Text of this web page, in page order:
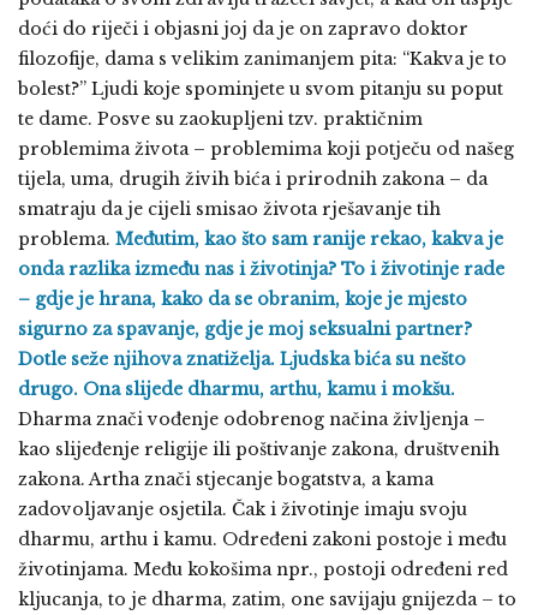
doći do riječi i objasni joj da je on zapravo doktor
filozofije, dama s velikim zanimanjem pita: “Kakva je to
bolest?” Ljudi koje spominjete u svom pitanju su poput
te dame. Posve su zaokupljeni tzv. praktičnim
problemima života – problemima koji potječu od našeg
tijela, uma, drugih živih bića i prirodnih zakona – da
smatraju da je cijeli smisao života rješavanje tih
problema. Međutim, kao što sam ranije rekao, kakva je
onda razlika između nas i životinja? To i životinje rade
– gdje je hrana, kako da se obranim, koje je mjesto
sigurno za spavanje, gdje je moj seksualni partner?
Dotle seže njihova znatiželja. Ljudska bića su nešto
drugo. Ona slijede dharmu, arthu, kamu i mokšu.
Dharma znači vođenje odobrenog načina življenja –
kao slijeđenje religije ili poštivanje zakona, društvenih
zakona. Artha znači stjecanje bogatstva, a kama
zadovoljavanje osjetila. Čak i životinje imaju svoju
dharmu, arthu i kamu. Određeni zakoni postoje i među
životinjama. Među kokošima npr., postoji određeni red
kljucanja, to je dharma, zatim, one savijaju gnijezda – to